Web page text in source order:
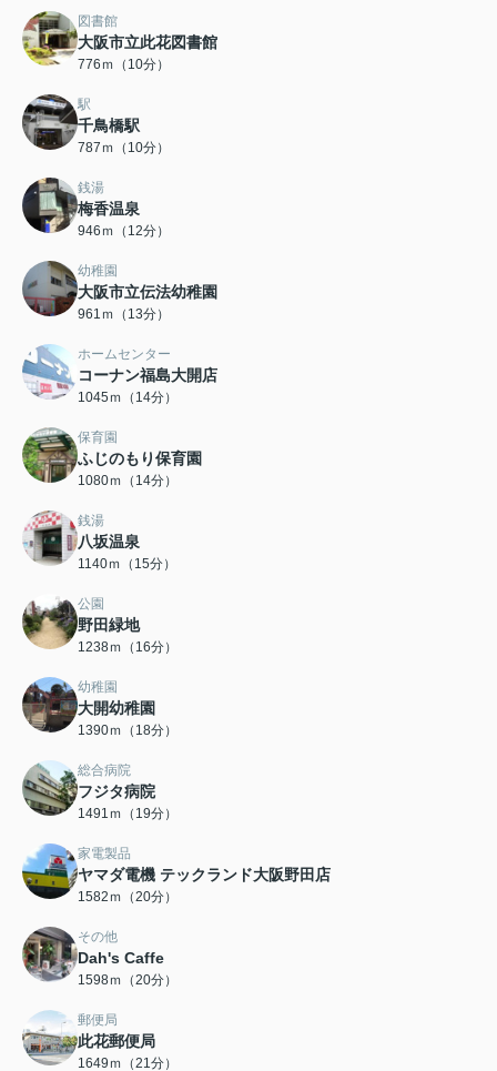
図書館
大阪市立此花図書館
776ｍ（10分）
駅
千鳥橋駅
787ｍ（10分）
銭湯
梅香温泉
946ｍ（12分）
幼稚園
大阪市立伝法幼稚園
961ｍ（13分）
ホームセンター
コーナン福島大開店
1045ｍ（14分）
保育園
ふじのもり保育園
1080ｍ（14分）
銭湯
八坂温泉
1140ｍ（15分）
公園
野田緑地
1238ｍ（16分）
幼稚園
大開幼稚園
1390ｍ（18分）
総合病院
フジタ病院
1491ｍ（19分）
家電製品
ヤマダ電機 テックランド大阪野田店
1582ｍ（20分）
その他
Dah's Caffe
1598ｍ（20分）
郵便局
此花郵便局
1649ｍ（21分）